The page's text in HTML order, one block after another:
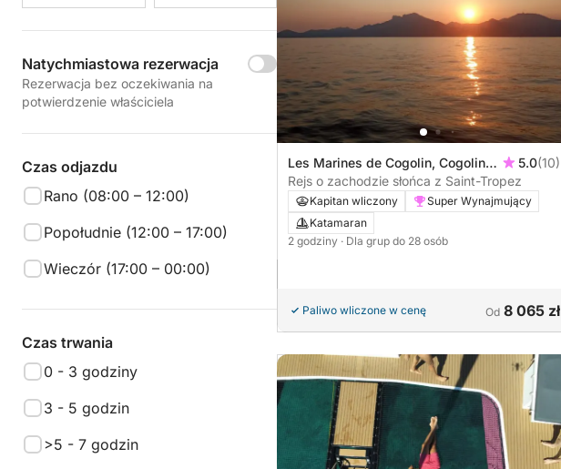
Natychmiastowa rezerwacja
Rezerwacja bez oczekiwania na
potwierdzenie właściciela
Czas odjazdu
Rano (08:00 – 12:00)
Popołudnie (12:00 – 17:00)
Wieczór (17:00 – 00:00)
Czas trwania
0 - 3 godziny
3 - 5 godzin
>5 - 7 godzin
Les Marines de Cogolin, Cogolin,
Francja
5.0(10)
Rejs o zachodzie słońca z Saint-Tropez
Kapitan wliczony
Super Wynajmujący
Katamaran
2 godziny · Dla grup do 28 osób
Paliwo wliczone w cenę Od 8 065 zł